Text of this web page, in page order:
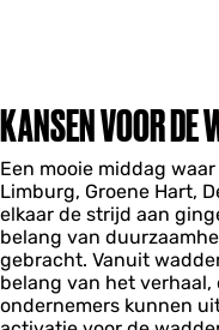
KANSEN VOOR DE
Een mooie middag waar
Limburg, Groene Hart,
elkaar de strijd aan
belang van
gebracht. Vanuit
belang van het
ondernemers kunnen